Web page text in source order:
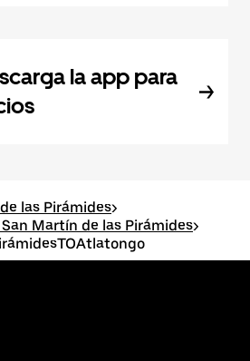
la app para
las Pirámides>
Martín de las Pirámides>